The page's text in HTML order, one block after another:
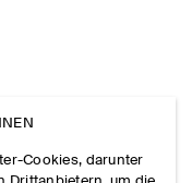
Cookies, darunter